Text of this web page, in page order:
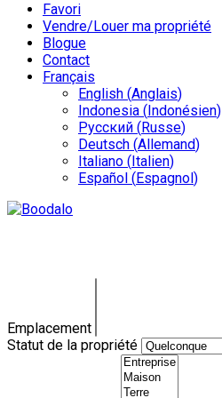
Favori
Vendre/Louer ma propriété
Blogue
Contact
Français
English (Anglais)
Indonesia (Indonésien)
Русский (Russe)
Deutsch (Allemand)
Italiano (Italien)
Español (Espagnol)
Emplacement
Statut de la propriété